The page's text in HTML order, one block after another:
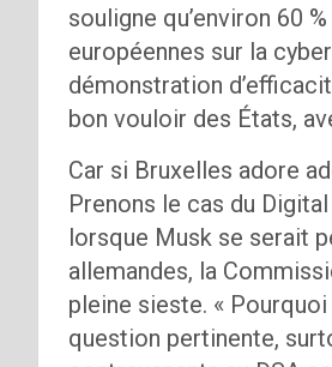
souligne qu’environ 60
européennes sur la
démonstration
bon vouloir des États,
Car si Bruxelles adore
Prenons le cas du
lorsque Musk se serait
allemandes, la
pleine sieste. «
question pertinente,